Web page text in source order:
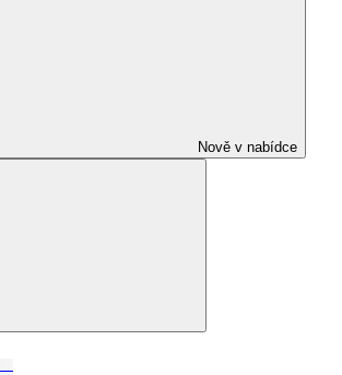
Nově v nabídce